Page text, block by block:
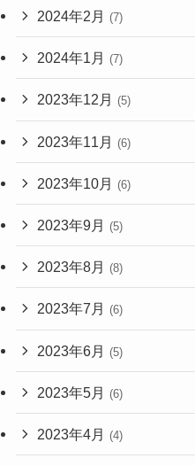
2024年2月 (7)
2024年1月 (7)
2023年12月 (5)
2023年11月 (6)
2023年10月 (6)
2023年9月 (5)
2023年8月 (8)
2023年7月 (6)
2023年6月 (5)
2023年5月 (6)
2023年4月 (4)